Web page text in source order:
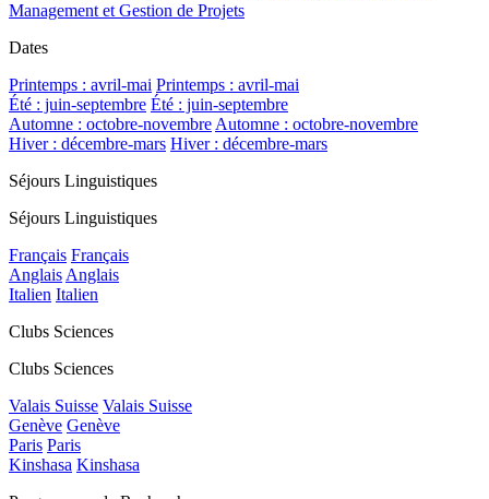
Management et Gestion de Projets
Dates
Printemps : avril-mai Printemps : avril-mai
Été : juin-septembre Été : juin-septembre
Automne : octobre-novembre Automne : octobre-novembre
Hiver : décembre-mars Hiver : décembre-mars
Séjours Linguistiques
Séjours Linguistiques
Français Français
Anglais Anglais
Italien Italien
Clubs Sciences
Clubs Sciences
Valais Suisse Valais Suisse
Genève Genève
Paris Paris
Kinshasa Kinshasa